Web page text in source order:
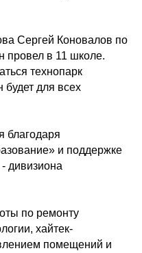
Сергей Коновалов по
провел в 11 школе.
технопарк
будет для всех
благодаря
и поддержке
дивизиона
по ремонту
хайтек-
помещений и